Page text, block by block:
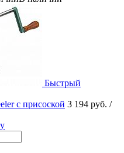
Быстрый
с присоской 3 194 руб. /